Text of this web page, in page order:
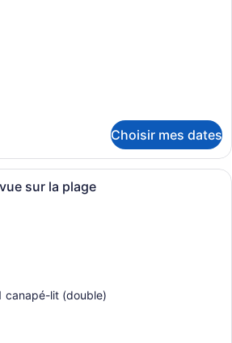
Choisir mes dates
Un balcon avec vue sur la plage
sur la plage
canapé-lit (double)